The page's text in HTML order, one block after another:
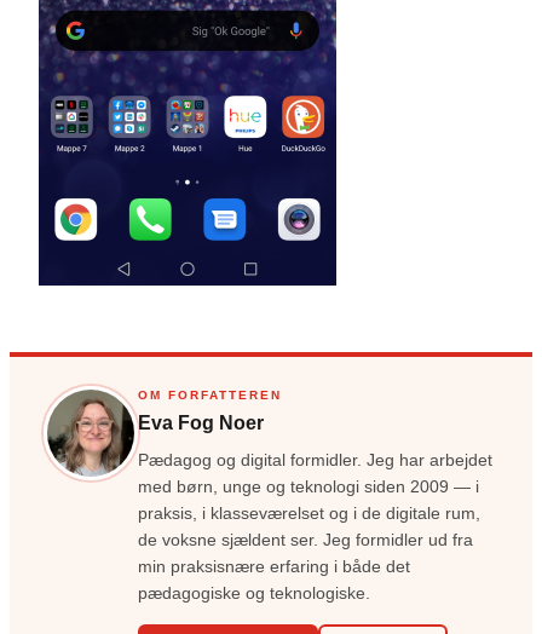
OM FORFATTEREN
Eva Fog Noer
Pædagog og digital formidler. Jeg har arbejdet
med børn, unge og teknologi siden 2009 — i
praksis, i klasseværelset og i de digitale rum,
de voksne sjældent ser. Jeg formidler ud fra
min praksisnære erfaring i både det
pædagogiske og teknologiske.